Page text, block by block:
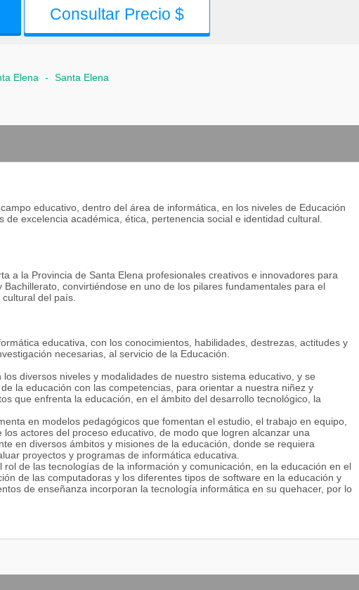
Consultar Precio $
Elena - Santa Elena
educativo, dentro del área de informática, en los niveles de Educación
de excelencia académica, ética, pertenencia social e identidad cultural.
a la Provincia de Santa Elena profesionales creativos e innovadores para
convirtiéndose en uno de los pilares fundamentales para el
del país.
educativa, con los conocimientos, habilidades, destrezas, actitudes y
necesarias, al servicio de la Educación.
diversos niveles y modalidades de nuestro sistema educativo, y se
la educación con las competencias, para orientar a nuestra niñez y
que enfrenta la educación, en el ámbito del desarrollo tecnológico, la
en modelos pedagógicos que fomentan el estudio, el trabajo en equipo,
los actores del proceso educativo, de modo que logren alcanzar una
en diversos ámbitos y misiones de la educación, donde se requiera
proyectos y programas de informática educativa.
de las tecnologías de la información y comunicación, en la educación en el
de las computadoras y los diferentes tipos de software en la educación y
de enseñanza incorporan la tecnología informática en su quehacer, por lo